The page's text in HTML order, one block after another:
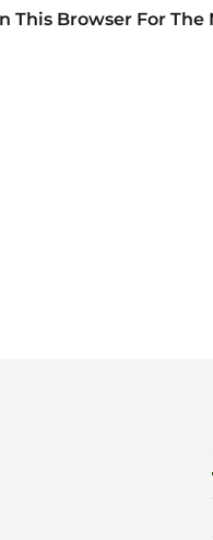
This Browser For